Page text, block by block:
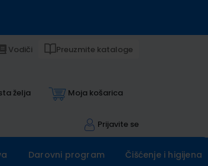
Vodiči Preuzmite kataloge
želja Moja košarica
Prijavite se
Darovni program Čišćenje i higijena